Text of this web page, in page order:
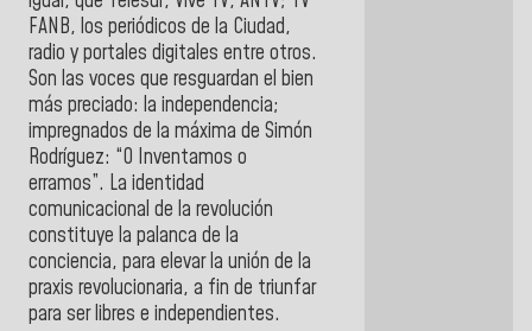
FANB, los periódicos de la Ciudad,
radio y portales digitales entre otros.
Son las voces que resguardan el bien
más preciado: la independencia;
impregnados de la máxima de Simón
Rodríguez: “O Inventamos o
erramos”. La identidad
comunicacional de la revolución
constituye la palanca de la
conciencia, para elevar la unión de la
praxis revolucionaria, a fin de triunfar
para ser libres e independientes.